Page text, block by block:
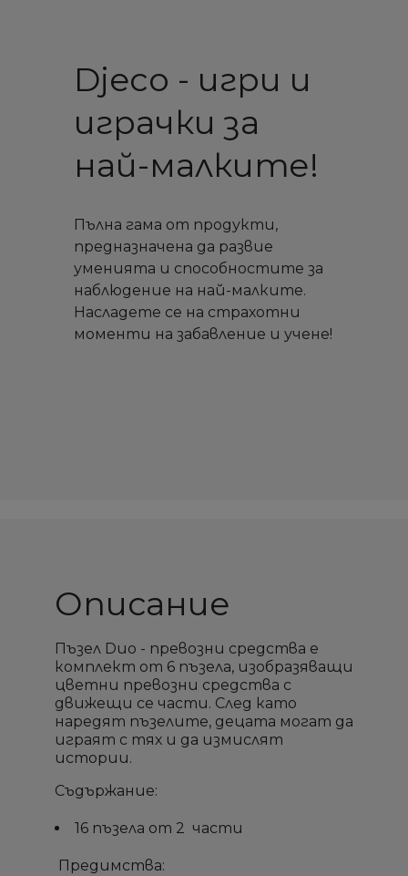
Създай списък
Sign in
Създай списък
Sign in
Djeco - игри и
играчки за
най-малките!
Пълна гама от продукти,
предназначена да развие
уменията и способностите за
наблюдение на най-малките.
Насладете се на страхотни
моменти на забавление и учене!
Описание
Пъзел Duo - превозни средства е
комплект от 6 пъзела, изобразяващи
цветни превозни средства с
движещи се части. След като
наредят пъзелите, децата могат да
играят с тях и да измислят
истории.
Съдържание:
16 пъзела от 2 части
Предимства: